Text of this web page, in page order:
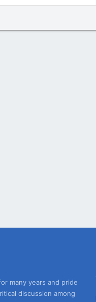
many years and pride
discussion among